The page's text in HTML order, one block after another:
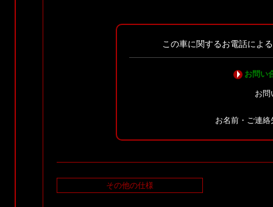
この車に関するお電話によ
お問い
お問
お名前・ご連
その他の仕様